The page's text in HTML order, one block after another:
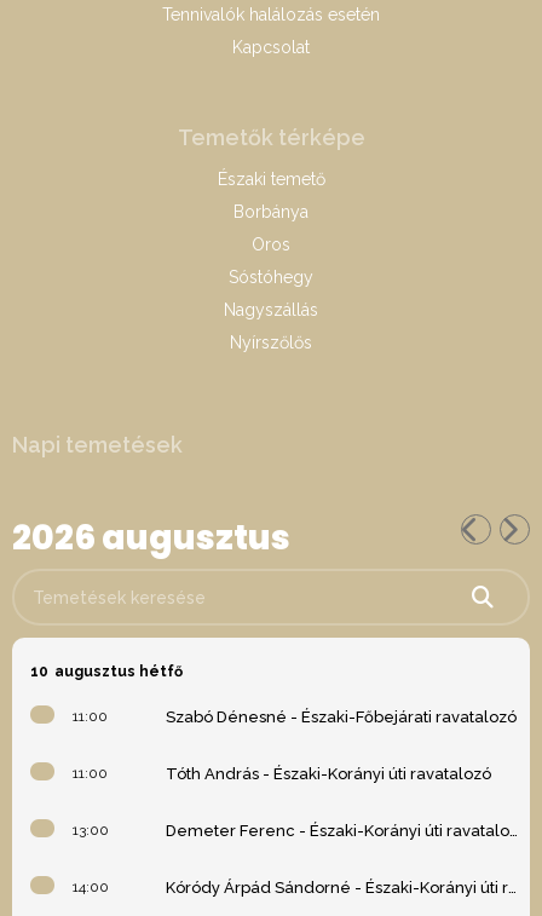
Tennivalók halálozás esetén
Kapcsolat
Temetők térképe
Északi temető
Borbánya
Oros
Sóstóhegy
Nagyszállás
Nyírszőlős
Napi temetések
2026 augusztus
10 augusztus hétfő
11:00 Szabó Dénesné - Északi-Főbejárati ravatalozó
11:00 Tóth András - Északi-Korányi úti ravatalozó
13:00 Demeter Ferenc - Északi-Korányi úti ravatalozó
14:00 Kóródy Árpád Sándorné - Északi-Korányi úti ravatalozó